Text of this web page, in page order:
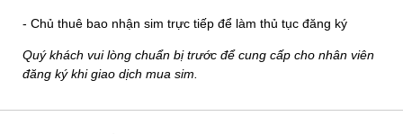
- Chủ thuê bao nhận sim trực tiếp để làm thủ tục đăng ký
Quý khách vui lòng chuẩn bị trước để cung cấp cho nhân viên
đăng ký khi giao dịch mua sim.